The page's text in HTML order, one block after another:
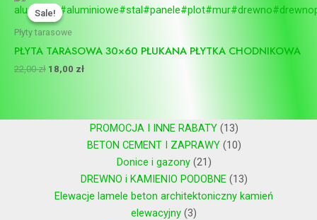
Sale!
Sale!
Płyty tarasowe
PŁYTA TARASOWA 30×60 PŁUKANA PŁYTKA CHODNIKOWA
22,00zł
cena
wynosiła:
22,00 zł.
18,00 zł
cena
PROMOCJA I INNE RABATY 13
BETON CEMENT I ZAPRAWY 10
Donice i gazony 21
DREWNO i KAMIENIO PODOBNE 13
Elewacje lamele beton architektoniczny kamień
elewacyjny 3